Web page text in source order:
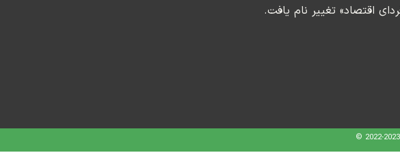
اقتصاد» تغییر نام یافت.
© 2022-